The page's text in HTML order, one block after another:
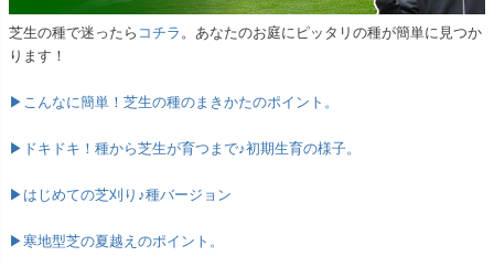
芝生の種で迷ったら コチラ 。あなたのお庭にピッタリの種が簡単に見つか
ります！
▶こんなに簡単！芝生の種のまきかたのポイント。
▶ドキドキ！種から芝生が育つまで♪初期生育の様子。
▶はじめての芝刈り♪種バージョン
▶寒地型芝の夏越えのポイント。